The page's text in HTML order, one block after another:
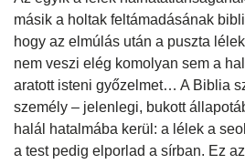
másik a holtak feltámadásának
hogy az elmúlás után a puszta
nem veszi elég komolyan sem a
aratott isteni győzelmet… A Biblia
személy – jelenlegi, bukott
halál hatalmába kerül: a lélek a
a test pedig elporlad a sírban. Ez